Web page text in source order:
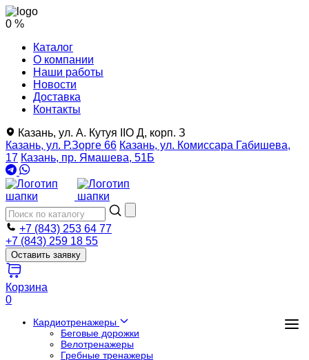
0 %
Каталог
О компании
Наши работы
Новости
Доставка
Контакты
Казань, ул. А. Кутуя IIO Д, корп. З
Казань, ул. Р.Зорге 66 Казань, ул. Комиссара Габишева,
17 Казань, пр. Ямашева, 51Б
+7 (843) 253 64 77
+7 (843) 259 18 55
Оставить заявку
Корзина
0
Кардиотренажеры
Беговые дорожки
Велотренажеры
Гребные тренажеры